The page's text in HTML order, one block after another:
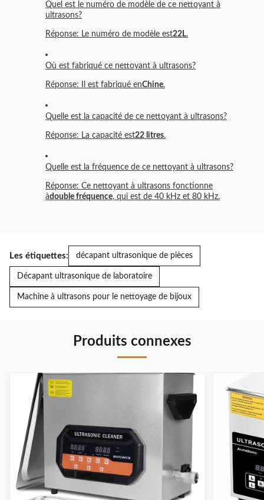
Quel est le numéro de modèle de ce nettoyant à
ultrasons?
Réponse: Le numéro de modèle est22L.
Où est fabriqué ce nettoyant à ultrasons?
Réponse: Il est fabriqué enChine.
Quelle est la capacité de ce nettoyant à ultrasons?
Réponse: La capacité est22 litres.
Quelle est la fréquence de ce nettoyant à ultrasons?
Réponse: Ce nettoyant à ultrasons fonctionne
àdouble fréquence, qui est de 40 kHz et 80 kHz.
Les étiquettes: décapant ultrasonique de pièces
Décapant ultrasonique de laboratoire
Machine à ultrasons pour le nettoyage de bijoux
Produits connexes